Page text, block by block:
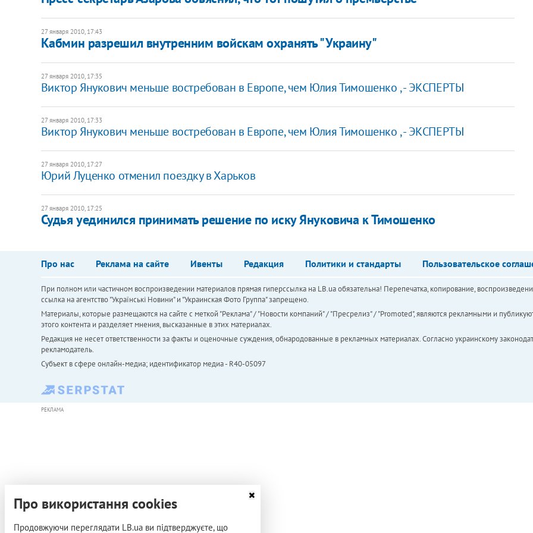
27 января 2010, 17:43
Кабмин разрешил внутренним войскам охранять "Украину"
27 января 2010, 17:35
Виктор Янукович меньше востребован в Европе, чем Юлия Тимошенко , - ЭКСПЕРТЫ
27 января 2010, 17:33
Виктор Янукович меньше востребован в Европе, чем Юлия Тимошенко , - ЭКСПЕРТЫ
27 января 2010, 17:27
Юрий Луценко отменил поездку в Харьков
27 января 2010, 17:25
Судья уединился принимать решение по иску Януковича к Тимошенко
Про нас Реклама на сайте Ивенты Редакция Политики и стандарты Пользовательское
При полном или частичном воспроизведении материалов прямая гиперссылка на LB.ua обязательна! Перепечатка, копирование,
ссылка на агентство "Українськi Новини" и "Украинская Фото Группа" запрещено.
Материалы, которые размещаются на сайте с меткой "Реклама" / "Новости компаний" / "Пресрелиз" / "Promoted", являются рекламными и
этого контента и разделяет мнения, высказанные в этих материалах.
Редакция не несет ответственности за факты и оценочные суждения, обнародованные в рекламных материалах. Согласно украинскому
рекламодатель.
Субъект в сфере онлайн-медиа; идентификатор медиа - R40-05097
РЕКЛАМА
Про використання cookies
Продовжуючи переглядати LB.ua ви підтверджуєте, що